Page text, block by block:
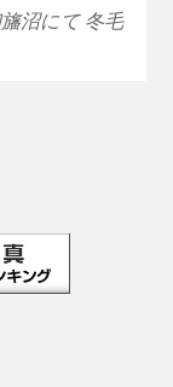
沼にて 冬毛